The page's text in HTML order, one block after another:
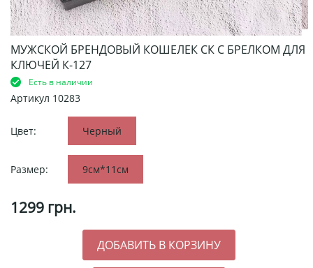
МУЖСКОЙ БРЕНДОВЫЙ КОШЕЛЕК СК С БРЕЛКОМ ДЛЯ
КЛЮЧЕЙ К-127
Есть в наличии
Артикул 10283
Цвет: Черный
Размер: 9см*11см
1299 грн.